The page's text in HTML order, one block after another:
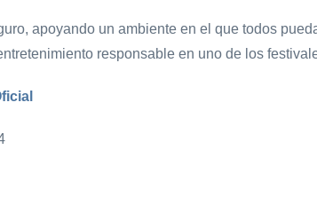
apoyando un ambiente en el que todos
responsable en uno de los